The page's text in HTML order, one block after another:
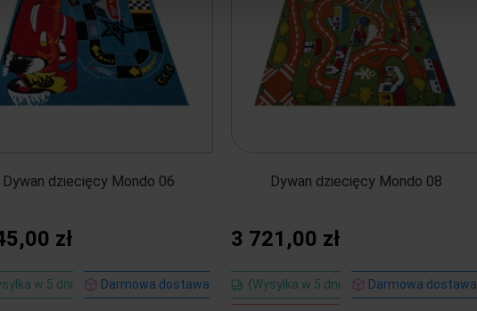
Dywan dziecięcy Mondo 06
zł
w 5 dni Darmowa dostawa
Dywan dziecięcy Mondo 08
3 721,00 zł
{Wysyłka w 5 dni Darmowa dostawa